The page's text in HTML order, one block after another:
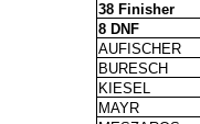
38 Finisher
8 DNF
AUFISCHER
BURESCH
KIESEL
MAYR